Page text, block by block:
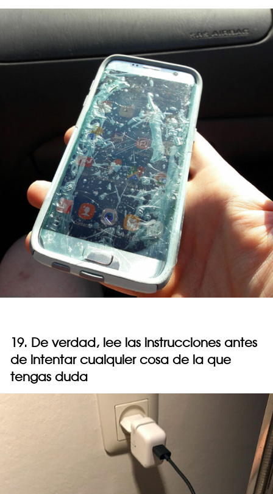
19. De verdad, lee las instrucciones antes
de intentar cualquier cosa de la que
tengas duda